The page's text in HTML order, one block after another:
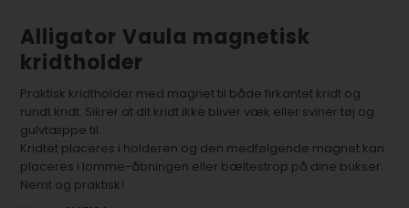
Alligator Vaula magnetisk
kridtholder
Praktisk kridtholder med magnet til både firkantet kridt og
rundt kridt. Sikrer at dit kridt ikke bliver væk eller sviner tøj og
gulvtæppe til.
Kridtet placeres i holderen og den medfølgende magnet kan
placeres i lomme-åbningen eller bæltestrop på dine bukser.
Nemt og praktisk!